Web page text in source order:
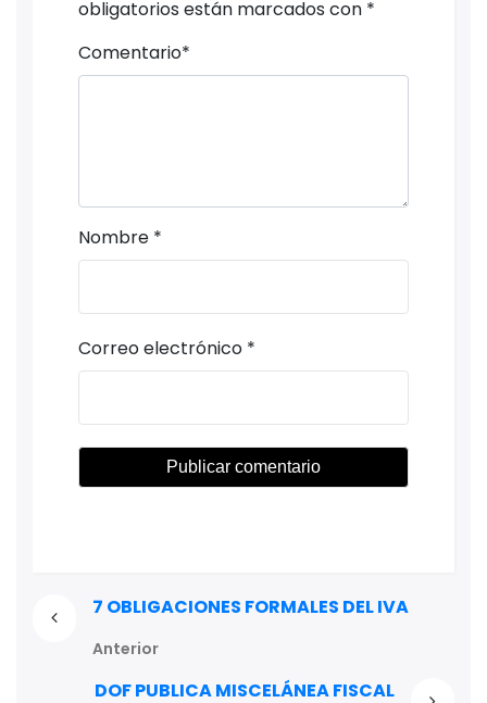
obligatorios están marcados con *
Comentario*
Nombre *
Correo electrónico *
7 OBLIGACIONES FORMALES DEL IVA
Anterior
DOF PUBLICA MISCELÁNEA FISCAL